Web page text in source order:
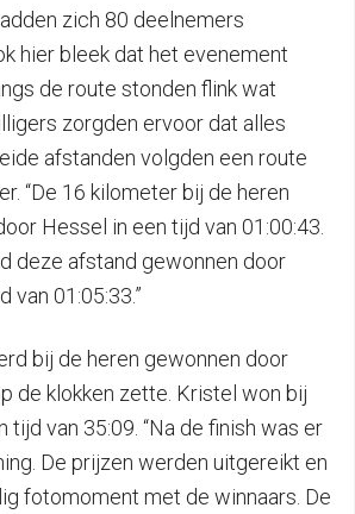
zich 80 deelnemers
hier bleek dat het evenement
de route stonden flink wat
zorgden ervoor dat alles
afstanden volgden een route
“De 16 kilometer bij de heren
Hessel in een tijd van 01:00:43.
deze afstand gewonnen door
van 01:05:33.”
bij de heren gewonnen door
de klokken zette. Kristel won bij
tijd van 35:09. “Na de finish was er
De prijzen werden uitgereikt en
fotomoment met de winnaars. De